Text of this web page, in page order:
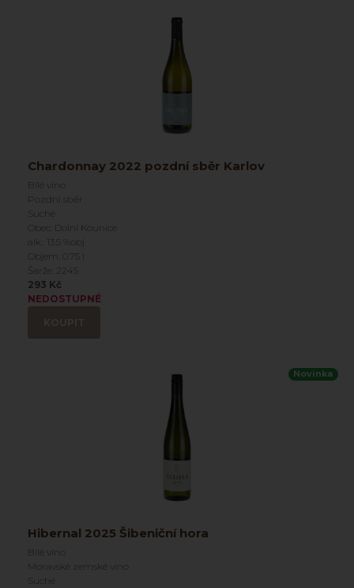
Chardonnay 2022 pozdní sběr Karlov
Bílé víno
Pozdní sběr
Suché
Obec: Dolní Kounice
alk.: 13.5 %obj
Objem: 0.75 l
Šarže: 2245
293 Kč
NEDOSTUPNÉ
Novinka
Hibernal 2025 Šibeniční hora
Bílé víno
Moravské zemské víno
Suché